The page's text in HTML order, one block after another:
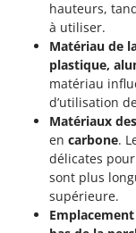
hauteurs,
à utiliser.
Matériau de
plastique,
matériau
d’utilisation
Matériaux
en carbone.
délicates
sont plus
supérieure.